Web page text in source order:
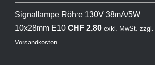
Signallampe Röhre 130V 38mA/5W
10x28mm E10 CHF2.80 exkl. MwSt. zzgl.
Versandkosten